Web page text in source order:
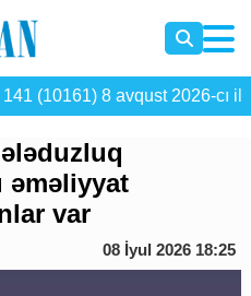
(10161) 8 avqust 2026-cı il
əməliyyat
var
08 İyul 2026 18:25